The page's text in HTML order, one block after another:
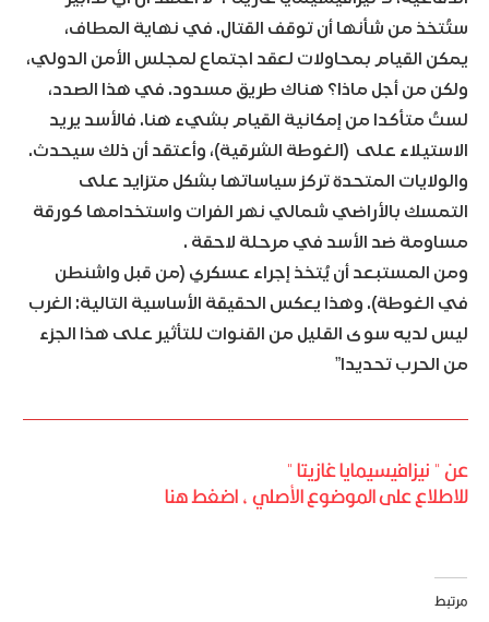
ستُتخذ من شأنها أن توقف القتال. في نهاية المطاف،
يمكن القيام بمحاولات لعقد اجتماع لمجلس الأمن الدولي،
ولكن من أجل ماذا؟ هناك طريق مسدود. في هذا الصدد،
لستُ متأكدا من إمكانية القيام بشيء هنا. فالأسد يريد
الاستيلاء على (الغوطة الشرقية)، وأعتقد أن ذلك سيحدث.
والولايات المتحدة تركز سياساتها بشكل متزايد على
التمسك بالأراضي شمالي نهر الفرات واستخدامها كورقة
مساومة ضد الأسد في مرحلة لاحقة .
ومن المستبعد أن يُتخذ إجراء عسكري (من قبل واشنطن
في الغوطة). وهذا يعكس الحقيقة الأساسية التالية: الغرب
ليس لديه سوى القليل من القنوات للتأثير على هذا الجزء
من الحرب تحديدا”
عن " نيزافيسيمايا غازيتا "
للاطلاع على الموضوع الأصلي ، اضغط هنا
مرتبط